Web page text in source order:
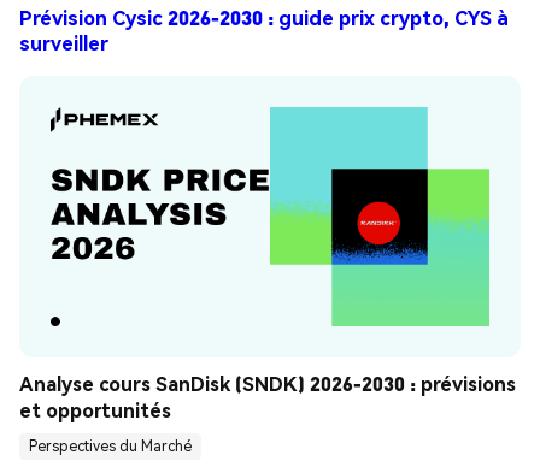
Prévision Cysic 2026-2030 : guide prix crypto, CYS à
surveiller
Analyse cours SanDisk (SNDK) 2026-2030 : prévisions
et opportunités
Perspectives du Marché